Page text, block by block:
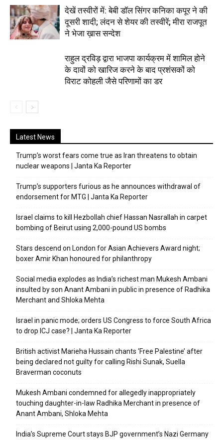
देखें तस्वीरों में: बेबी डॉल सिंगर कनिका कपूर ने की
दूसरी शादी; लंदन से शेयर की तस्वीरें; मीरा राजपूत
ने भेजा ख़ास सन्देश
राहुल द्रविड़ द्वारा भाजपा कार्यक्रम में शामिल होने
के दावों को खारिज करने के बाद प्रशंसकों को
विराट कोहली जैसे परिणामों का डर
Latest News
Trump’s worst fears come true as Iran threatens to obtain
nuclear weapons | Janta Ka Reporter
Trump’s supporters furious as he announces withdrawal of
endorsement for MTG | Janta Ka Reporter
Israel claims to kill Hezbollah chief Hassan Nasrallah in carpet
bombing of Beirut using 2,000-pound US bombs
Stars descend on London for Asian Achievers Award night;
boxer Amir Khan honoured for philanthropy
Social media explodes as India’s richest man Mukesh Ambani
insulted by son Anant Ambani in public in presence of Radhika
Merchant and Shloka Mehta
Israel in panic mode; orders US Congress to force South Africa
to drop ICJ case? | Janta Ka Reporter
British activist Marieha Hussain chants ‘Free Palestine’ after
being declared not guilty for calling Rishi Sunak, Suella
Braverman coconuts
Mukesh Ambani condemned for allegedly inappropriately
touching daughter-in-law Radhika Merchant in presence of
Anant Ambani, Shloka Mehta
India’s Supreme Court stays BJP government’s Nazi Germany